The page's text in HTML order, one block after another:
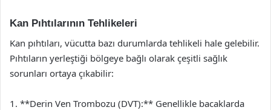
Kan Pıhtılarının Tehlikeleri
Kan pıhtıları, vücutta bazı durumlarda tehlikeli hale gelebilir.
Pıhtıların yerleştiği bölgeye bağlı olarak çeşitli sağlık
sorunları ortaya çıkabilir:
1. **Derin Ven Trombozu (DVT):** Genellikle bacaklarda